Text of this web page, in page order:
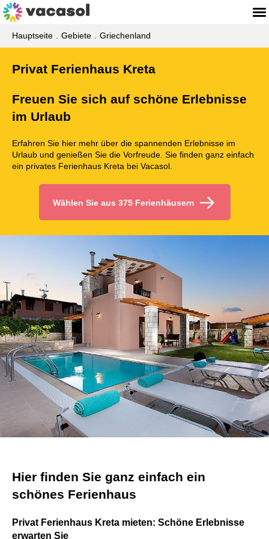
Hauptseite Gebiete Griechenland
Privat Ferienhaus Kreta
Freuen Sie sich auf schöne Erlebnisse
im Urlaub
Erfahren Sie hier mehr über die spannenden Erlebnisse im
Urlaub und genießen Sie die Vorfreude. Sie finden ganz einfach
ein privates Ferienhaus Kreta bei Vacasol.
Wählen Sie aus 375 Ferienhäusern
Hier finden Sie ganz einfach ein
schönes Ferienhaus
Privat Ferienhaus Kreta mieten: Schöne Erlebnisse
erwarten Sie